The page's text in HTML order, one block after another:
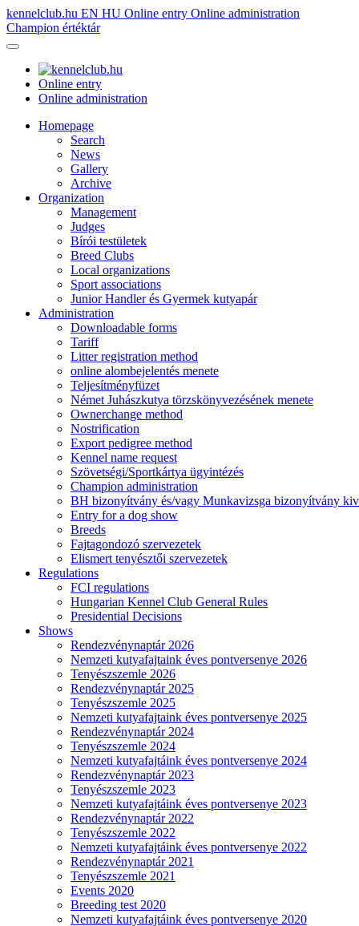
kennelclub.hu EN HU Online entry Online administration
Champion értéktár
Online entry
Online administration
Homepage
Search
News
Gallery
Archive
Organization
Management
Judges
Bírói testületek
Breed Clubs
Local organizations
Sport associations
Junior Handler és Gyermek kutyapár
Administration
Downloadable forms
Tariff
Litter registration method
online alombejelentés menete
Teljesítményfüzet
Német Juhászkutya törzskönyvezésének menete
Ownerchange method
Nostrification
Export pedigree method
Kennel name request
Szövetségi/Sportkártya ügyintézés
Champion administration
BH bizonyítvány és/vagy Munkavizsga bizonyítvány
Entry for a dog show
Breeds
Fajtagondozó szervezetek
Elismert tenyésztői szervezetek
Regulations
FCI regulations
Hungarian Kennel Club General Rules
Presidential Decisions
Shows
Rendezvénynaptár 2026
Nemzeti kutyafajtaink éves pontversenye 2026
Tenyészszemle 2026
Rendezvénynaptár 2025
Tenyészszemle 2025
Nemzeti kutyafajtaink éves pontversenye 2025
Rendezvénynaptár 2024
Tenyészszemle 2024
Nemzeti kutyafajtáink éves pontversenye 2024
Rendezvénynaptár 2023
Tenyészszemle 2023
Nemzeti kutyafajtáink éves pontversenye 2023
Rendezvénynaptár 2022
Tenyészszemle 2022
Nemzeti kutyafajtáink éves pontversenye 2022
Rendezvénynaptár 2021
Tenyészszemle 2021
Events 2020
Breeding test 2020
Nemzeti kutyafajtáink éves pontversenye 2020